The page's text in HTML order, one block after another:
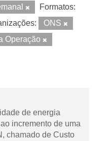
Formatos:
ONS
Operação
de energia
incremento de uma
chamado de Custo